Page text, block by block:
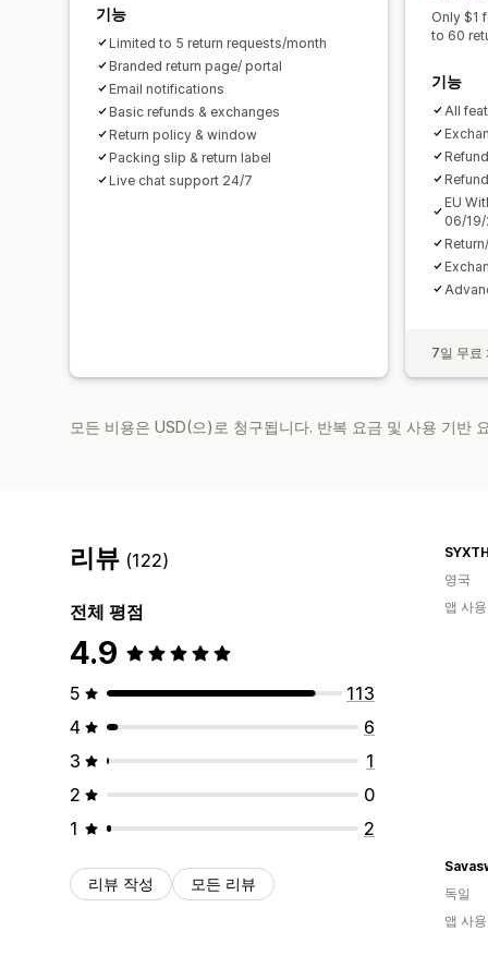
기능
Limited to 5 return requests/month
Branded return page/ portal
Email notifications
Basic refunds & exchanges
Return policy & window
Packing slip & return label
Live chat support 24/7
Only $1
to 60
기능
All
EU
06/
7일 무료
모든 비용은 USD(으)로 청구됩니다. 반복 요금 및 사용 기반
리뷰 (122)
전체 평점
4.9
5
113
4
6
3
1
2
0
1
2
리뷰 작성 모든 리뷰
영국
앱 사
독일
앱 사